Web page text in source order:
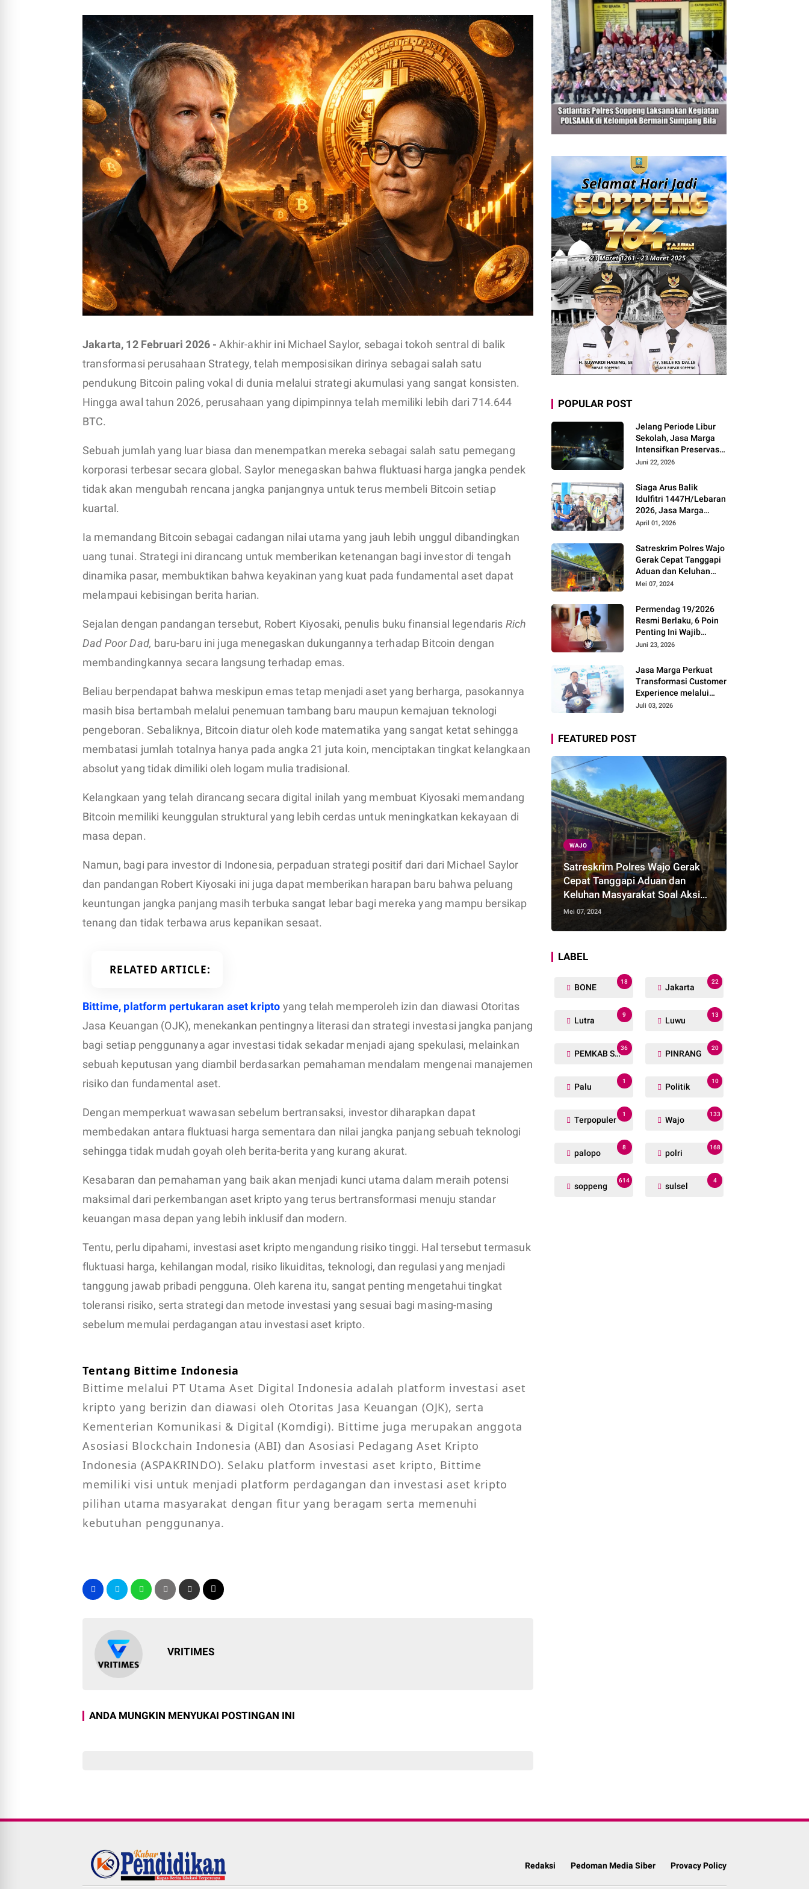
Jakarta, 12 Februari 2026 -Akhir-akhir ini Michael Saylor, sebagai tokoh sentral di balik
transformasi perusahaan Strategy, telah memposisikan dirinya sebagai salah satu
pendukung Bitcoin paling vokal di dunia melalui strategi akumulasi yang sangat konsisten.
Hingga awal tahun 2026, perusahaan yang dipimpinnya telah memiliki lebih dari 714.644
BTC.
Sebuah jumlah yang luar biasa dan menempatkan mereka sebagai salah satu pemegang
korporasi terbesar secara global. Saylor menegaskan bahwa fluktuasi harga jangka pendek
tidak akan mengubah rencana jangka panjangnya untuk terus membeli Bitcoin setiap
kuartal.
Ia memandang Bitcoin sebagai cadangan nilai utama yang jauh lebih unggul dibandingkan
uang tunai. Strategi ini dirancang untuk memberikan ketenangan bagi investor di tengah
dinamika pasar, membuktikan bahwa keyakinan yang kuat pada fundamental aset dapat
melampaui kebisingan berita harian.
Sejalan dengan pandangan tersebut, Robert Kiyosaki, penulis buku finansial legendaris Rich
Dad Poor Dad, baru-baru ini juga menegaskan dukungannya terhadap Bitcoin dengan
membandingkannya secara langsung terhadap emas.
Beliau berpendapat bahwa meskipun emas tetap menjadi aset yang berharga, pasokannya
masih bisa bertambah melalui penemuan tambang baru maupun kemajuan teknologi
pengeboran. Sebaliknya, Bitcoin diatur oleh kode matematika yang sangat ketat sehingga
membatasi jumlah totalnya hanya pada angka 21 juta koin, menciptakan tingkat kelangkaan
absolut yang tidak dimiliki oleh logam mulia tradisional.
Kelangkaan yang telah dirancang secara digital inilah yang membuat Kiyosaki memandang
Bitcoin memiliki keunggulan struktural yang lebih cerdas untuk meningkatkan kekayaan di
masa depan.
Namun, bagi para investor di Indonesia, perpaduan strategi positif dari dari Michael Saylor
dan pandangan Robert Kiyosaki ini juga dapat memberikan harapan baru bahwa peluang
keuntungan jangka panjang masih terbuka sangat lebar bagi mereka yang mampu bersikap
tenang dan tidak terbawa arus kepanikan sesaat.
RELATED ARTICLE
Bittime, platform pertukaran aset kripto yang telah memperoleh izin dan diawasi Otoritas
Jasa Keuangan (OJK), menekankan pentingnya literasi dan strategi investasi jangka panjang
bagi setiap penggunanya agar investasi tidak sekadar menjadi ajang spekulasi, melainkan
sebuah keputusan yang diambil berdasarkan pemahaman mendalam mengenai manajemen
risiko dan fundamental aset.
Dengan memperkuat wawasan sebelum bertransaksi, investor diharapkan dapat
membedakan antara fluktuasi harga sementara dan nilai jangka panjang sebuah teknologi
sehingga tidak mudah goyah oleh berita-berita yang kurang akurat.
Kesabaran dan pemahaman yang baik akan menjadi kunci utama dalam meraih potensi
maksimal dari perkembangan aset kripto yang terus bertransformasi menuju standar
keuangan masa depan yang lebih inklusif dan modern.
Tentu, perlu dipahami, investasi aset kripto mengandung risiko tinggi. Hal tersebut termasuk
fluktuasi harga, kehilangan modal, risiko likuiditas, teknologi, dan regulasi yang menjadi
tanggung jawab pribadi pengguna. Oleh karena itu, sangat penting mengetahui tingkat
toleransi risiko, serta strategi dan metode investasi yang sesuai bagi masing-masing
sebelum memulai perdagangan atau investasi aset kripto.
Tentang Bittime Indonesia
Bittime melalui PT Utama Aset Digital Indonesia adalah platform investasi aset
kripto yang berizin dan diawasi oleh Otoritas Jasa Keuangan (OJK), serta
Kementerian Komunikasi & Digital (Komdigi). Bittime juga merupakan anggota
Asosiasi Blockchain Indonesia (ABI) dan Asosiasi Pedagang Aset Kripto
Indonesia (ASPAKRINDO). Selaku platform investasi aset kripto, Bittime
memiliki visi untuk menjadi platform perdagangan dan investasi aset kripto
pilihan utama masyarakat dengan fitur yang beragam serta memenuhi
kebutuhan penggunanya.
VRITIMES
ANDA MUNGKIN MENYUKAI POSTINGAN INI
POPULAR POST
Jelang Periode Libur
Sekolah, Jasa Marga
Intensifkan Preservasi
Rutin Jalan Tol untuk
Keamanan dan
Kenyamanan
Perjalanan
Juni 22, 2026
Siaga Arus Balik
Idulfitri 1447H/Lebaran
2026, Jasa Marga
Pastikan Kesiapan
Pemudik Gunakan Rest
Area Alternatif
April 01, 2026
Satreskrim Polres Wajo
Gerak Cepat Tanggapi
Aduan dan Keluhan
Masyarakat Soal Aksi
Mei 07, 2024
Permendag 19/2026
Resmi Berlaku, 6 Poin
Penting Ini Wajib
Diketahui Pengusaha
Juni 23, 2026
Jasa Marga Perkuat
Transformasi Customer
Experience melalui
Expert Sharing Session
Juli 03, 2026
FEATURED POST
WAJO
Satreskrim Polres Wajo Gerak
Cepat Tanggapi Aduan dan
Keluhan Masyarakat Soal Aksi
Perjudian
Mei 07, 2024
LABEL
BONE
18
Jakarta
22
Lutra
9
Luwu
13
PEMKAB SOPPENG
36
PINRANG
20
Palu
1
Politik
10
Terpopuler
1
Wajo
133
palopo
8
polri
168
soppeng
614
sulsel
4
Redaksi Pedoman Media Siber Provacy Policy